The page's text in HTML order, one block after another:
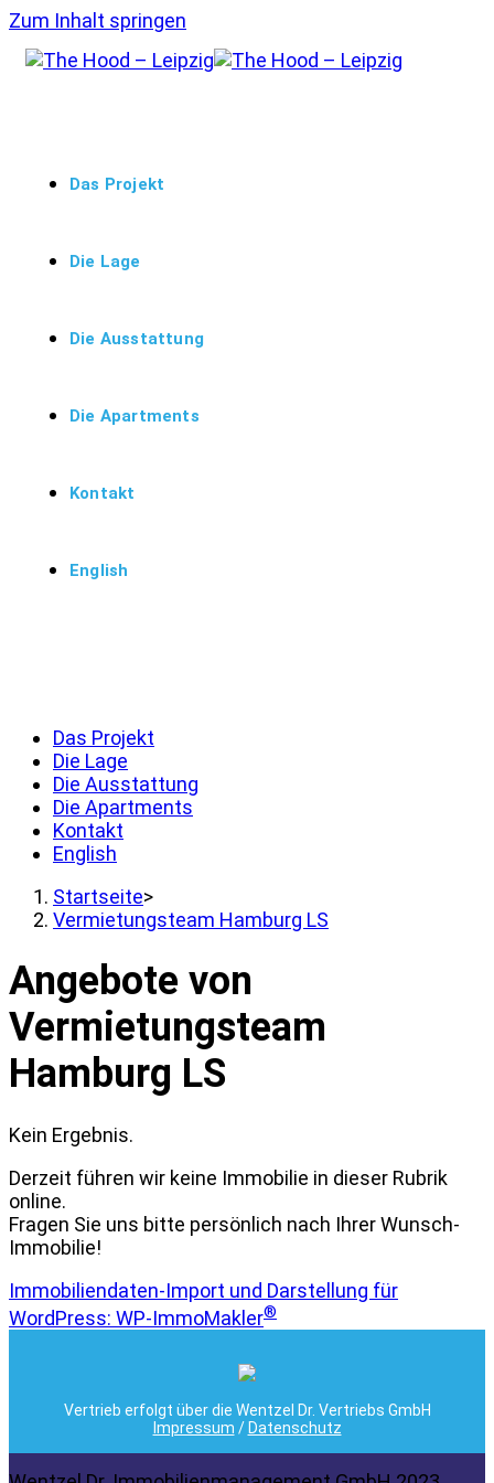
Zum Inhalt springen
Das Projekt
Die Lage
Die Ausstattung
Die Apartments
Kontakt
English
Das Projekt
Die Lage
Die Ausstattung
Die Apartments
Kontakt
English
Startseite>
Vermietungsteam Hamburg LS
Angebote von
Vermietungsteam
Hamburg LS
Kein Ergebnis.
Derzeit führen wir keine Immobilie in dieser Rubrik
online.
Fragen Sie uns bitte persönlich nach Ihrer Wunsch-
Immobilie!
Immobiliendaten-Import und Darstellung für
WordPress: WP-ImmoMakler®
Vertrieb erfolgt über die Wentzel Dr. Vertriebs GmbH
Impressum / Datenschutz